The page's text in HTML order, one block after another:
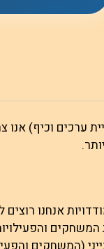
וכיף) אנו
אנחנו